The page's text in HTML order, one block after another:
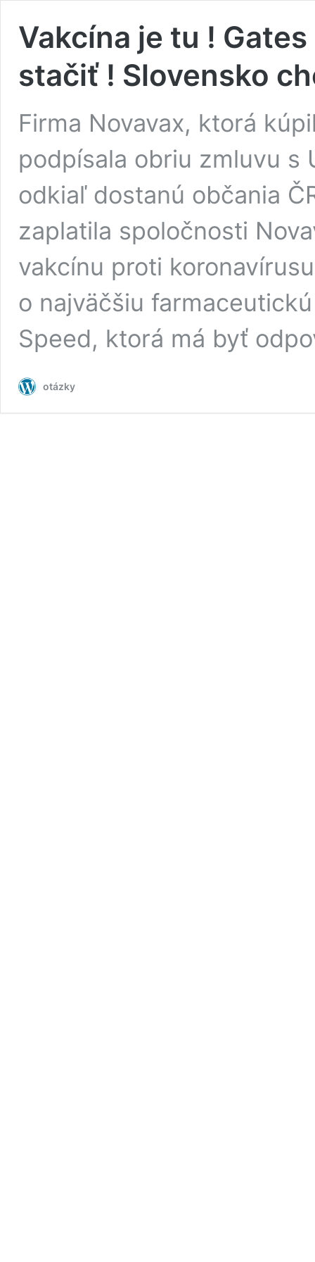
Vakcína je tu !
stačiť ! Slovensko
Firma Novavax, ktorá
podpísala obriu zmluvu s
odkiaľ dostanú občania
zaplatila spoločnosti
vakcínu proti
o najväčšiu
Speed, ktorá má byť
otázky